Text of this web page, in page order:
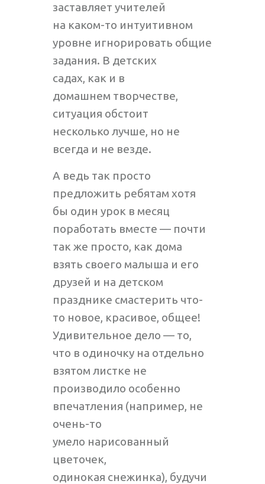
заставляет учителей
на каком-то интуитивном
уровне игнорировать общие
задания. В детских
садах, как и в
домашнем творчестве,
ситуация обстоит
несколько лучше, но не
всегда и не везде.
А ведь так просто
предложить ребятам хотя
бы один урок в месяц
поработать вместе — почти
так же просто, как дома
взять своего малыша и его
друзей и на детском
празднике смастерить что-
то новое, красивое, общее!
Удивительное дело — то,
что в одиночку на отдельно
взятом листке не
производило особенно
впечатления (например, не
очень-то
умело нарисованный
цветочек,
одинокая снежинка), будучи